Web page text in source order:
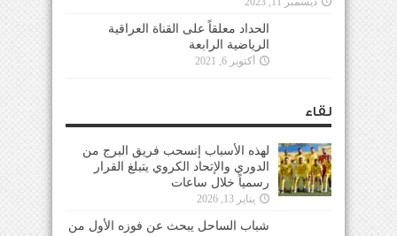
الحداد معلقاً على القناة العراقية
الرياضية الرابعة
أكتوبر 6, 2021
لقاء
لهذه الأسباب إنسحب فريق البرج من
الدوري والإتحاد الكروي يتبلغ القرار
رسمياً خلال ساعات
يناير 13, 2026
شباب الساحل يبحث عن فوزه الأول من